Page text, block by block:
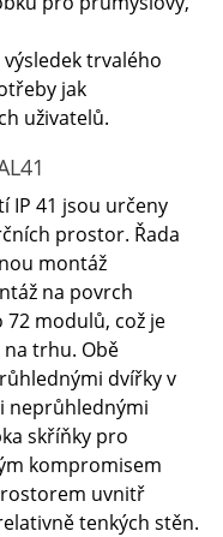
výsledek trvalého
jak
uživatelů.
IP 41 jsou určeny
prostor. Řada
montáž
na povrch
72 modulů, což je
trhu. Obě
dvířky v
neprůhlednými
skříňky pro
kompromisem
uvnitř
tenkých stěn.